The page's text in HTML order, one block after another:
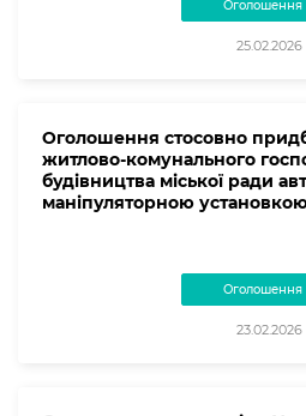
Оголошення
25.02.2026
Оголошення стосовно
житлово-комунального
будівництва міської ради
маніпуляторною
Оголошення
23.02.2026